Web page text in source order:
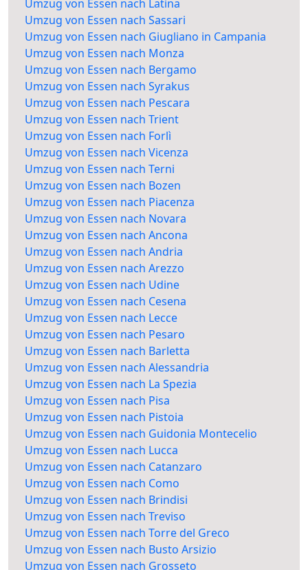
Umzug von Essen nach Latina
Umzug von Essen nach Sassari
Umzug von Essen nach Giugliano in Campania
Umzug von Essen nach Monza
Umzug von Essen nach Bergamo
Umzug von Essen nach Syrakus
Umzug von Essen nach Pescara
Umzug von Essen nach Trient
Umzug von Essen nach Forlì
Umzug von Essen nach Vicenza
Umzug von Essen nach Terni
Umzug von Essen nach Bozen
Umzug von Essen nach Piacenza
Umzug von Essen nach Novara
Umzug von Essen nach Ancona
Umzug von Essen nach Andria
Umzug von Essen nach Arezzo
Umzug von Essen nach Udine
Umzug von Essen nach Cesena
Umzug von Essen nach Lecce
Umzug von Essen nach Pesaro
Umzug von Essen nach Barletta
Umzug von Essen nach Alessandria
Umzug von Essen nach La Spezia
Umzug von Essen nach Pisa
Umzug von Essen nach Pistoia
Umzug von Essen nach Guidonia Montecelio
Umzug von Essen nach Lucca
Umzug von Essen nach Catanzaro
Umzug von Essen nach Como
Umzug von Essen nach Brindisi
Umzug von Essen nach Treviso
Umzug von Essen nach Torre del Greco
Umzug von Essen nach Busto Arsizio
Umzug von Essen nach Grosseto